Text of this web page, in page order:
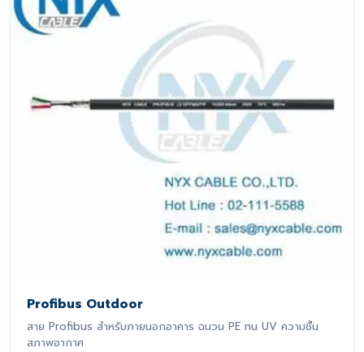
Profibus Outdoor
สาย Profibus สำหรับภายนอกอาคาร ฉนวน PE ทน UV ความชื้น
สภาพอากาศ